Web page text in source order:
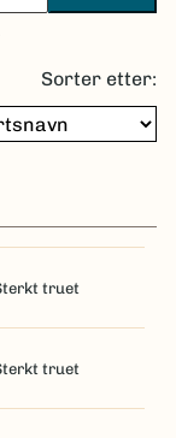
Sorter etter:
sterkt truet
sterkt truet